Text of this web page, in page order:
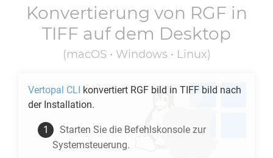
Konvertierung von RGF in
TIFF auf dem Desktop
(macOS • Windows • Linux)
Vertopal CLI konvertiert RGF bild in TIFF bild nach
der Installation.
Starten Sie die Befehlskonsole zur
Systemsteuerung.